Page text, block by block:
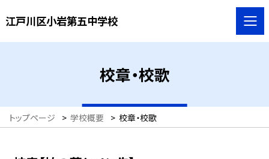
江戸川区小岩第五中学校
校章・校歌
トップページ > 学校概要 > 校章・校歌